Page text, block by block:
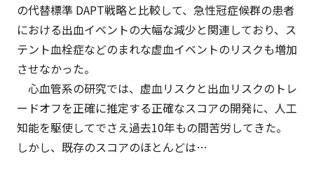
の代替標準 DAPT戦略と比較して、急性冠症候群の患者
における出血イベントの大幅な減少と関連しており、ス
テント血栓症などのまれな虚血イベントのリスクも増加
させなかった。
心血管系の研究では、虚血リスクと出血リスクのトレ
ードオフを正確に推定する正確なスコアの開発に、人工
知能を駆使してでさえ過去10年もの間苦労してきた。
しかし、既存のスコアのほとんどは…